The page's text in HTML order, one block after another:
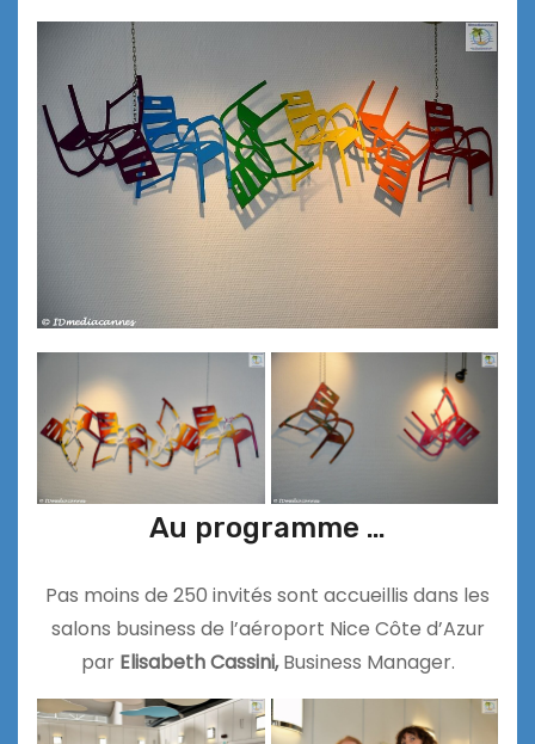
Au programme …
Pas moins de 250 invités sont accueillis dans les
salons business de l’aéroport Nice Côte d’Azur
par Elisabeth Cassini,Business Manager.